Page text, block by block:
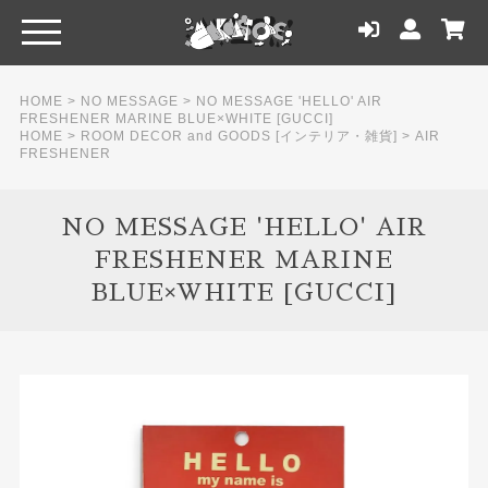
HOME > NO MESSAGE > NO MESSAGE 'HELLO' AIR
FRESHENER MARINE BLUE×WHITE [GUCCI]
HOME > ROOM DECOR and GOODS [インテリア・雑貨] > AIR
FRESHENER
NO MESSAGE 'HELLO' AIR
FRESHENER MARINE
BLUE×WHITE [GUCCI]